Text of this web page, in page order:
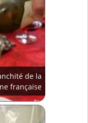
de la
française